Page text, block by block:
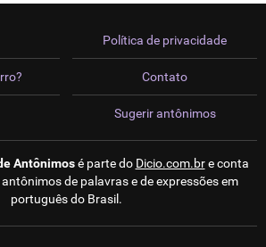
Política de privacidade
Contato
Sugerir antônimos
Antônimosé parte do Dicio.com.bre conta
de palavras e de expressões em
português do Brasil.